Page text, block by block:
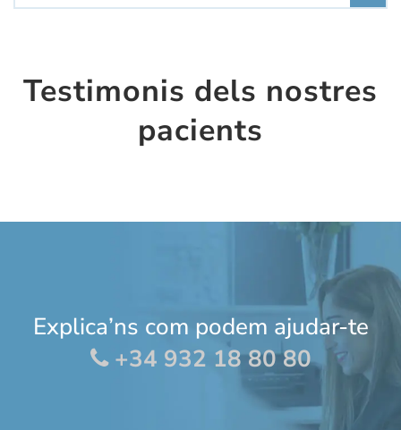
Testimonis dels nostres
pacients
Explica’ns com podem ajudar-te
+34 932 18 80 80